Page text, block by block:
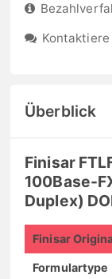
Kontaktiere
Überblick
Finisar
100Base-
Duplex)
Finisar
Formulartype